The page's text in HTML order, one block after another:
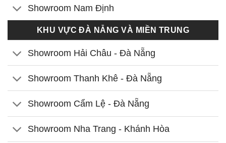
Showroom Nam Định
KHU VỰC ĐÀ NẴNG VÀ MIỀN TRUNG
Showroom Hải Châu - Đà Nẵng
Showroom Thanh Khê - Đà Nẵng
Showroom Cẩm Lệ - Đà Nẵng
Showroom Nha Trang - Khánh Hòa